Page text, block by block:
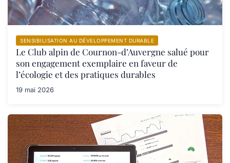
SENSIBILISATION AU DÉVELOPPEMENT DURABLE
Le Club alpin de Cournon-d’Auvergne salué pour
son engagement exemplaire en faveur de
l’écologie et des pratiques durables
19 mai 2026